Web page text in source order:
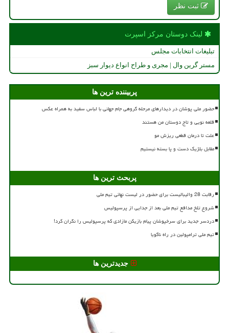
ثبت نظر
لینک دوستان مركز اسپرت
تبلیغات انتخابات مجلس
مستر گرین وال | مجری و طراح انواع دیوار سبز
پربیننده ترین ها
حضور ملی پوشان در دیدارهای مرحله گروهی جام جهانی با لباس سفید به همراه عکس
قلعه نویی و تاج دوستان من هستند
علت تا درمان قطعی ریزش مو
مقابل بلژیک دست و پا بسته نیستیم
پربحث ترین ها
رقابت 28 والیبالیست برای حضور در لیست نهائی تیم ملی
شروع تلخ مدافع تیم ملی بعد از جدایی از پرسپولیس
دردسر جدید برای سرخپوشان پیام بازیکن مازادی که پرسپولیس را نگران کرد!
تیم ملی ترامپولین در راه ناگویا
جدیدترین ها